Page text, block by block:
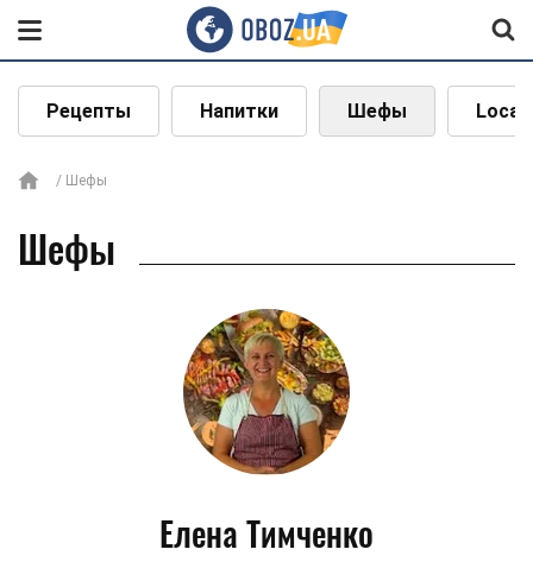
Рецепты Напитки Шефы Local
Шефы
Шефы
Елена Тимченко